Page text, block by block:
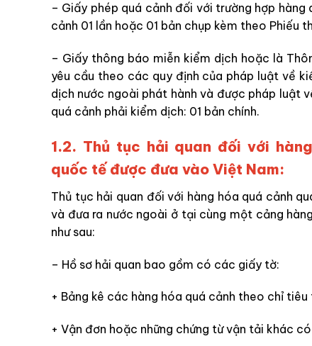
– Giấy phép quá cảnh đối với trường hợp hàng
cảnh 01 lần hoặc 01 bản chụp kèm theo Phiếu
– Giấy thông báo miễn kiểm dịch hoặc là
yêu cầu theo các quy định của pháp luật về
dịch nước ngoài phát hành và được pháp luật
quá cảnh phải kiểm dịch: 01 bản chính.
1.2. Thủ tục hải quan đối với
quốc tế được đưa vào Việt Nam:
Thủ tục hải quan đối với hàng hóa quá cảnh
và đưa ra nước ngoài ở tại cùng một cảng
như sau:
– Hồ sơ hải quan bao gồm có các giấy tờ:
+ Bảng kê các hàng hóa quá cảnh theo chỉ tiêu
+ Vận đơn hoặc những chứng từ vận tải khác